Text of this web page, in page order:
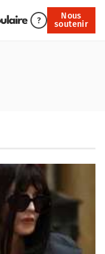
?
Nous
soutenir